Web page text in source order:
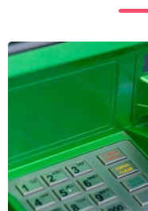
крыши и кровли
и уход